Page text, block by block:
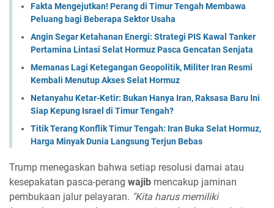
Fakta Mengejutkan! Perang di Timur Tengah Membawa
Peluang bagi Beberapa Sektor Usaha
Angin Segar Ketahanan Energi: Strategi PIS Kawal Tanker
Pertamina Lintasi Selat Hormuz Pasca Gencatan Senjata
Memanas Lagi Ketegangan Geopolitik, Militer Iran Resmi
Kembali Menutup Akses Selat Hormuz
Netanyahu Ketar-Ketir: Bukan Hanya Iran, Raksasa Baru Ini
Siap Kepung Israel di Timur Tengah?
Titik Terang Konflik Timur Tengah: Iran Buka Selat Hormuz,
Harga Minyak Dunia Langsung Terjun Bebas
Trump menegaskan bahwa setiap resolusi damai atau
kesepakatan pasca-perang wajib mencakup jaminan
pembukaan jalur pelayaran. "Kita harus memiliki